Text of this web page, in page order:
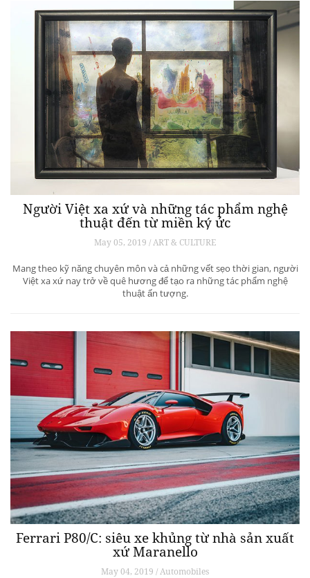
Người Việt xa xứ và những tác phẩm nghệ
thuật đến từ miền ký ức
May 05, 2019 / ART & CULTURE
Mang theo kỹ năng chuyên môn và cả những vết sẹo thời gian, người
Việt xa xứ nay trở về quê hương để tạo ra những tác phẩm nghệ
thuật ấn tượng.
Ferrari P80/C: siêu xe khủng từ ​​nhà sản xuất
xứ Maranello
May 04, 2019 / Automobiles